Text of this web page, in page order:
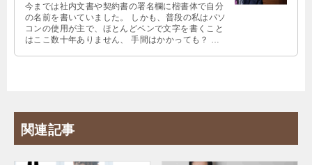
今までは社内文書や契約書の署名欄に楷書体で自分
の名前を書いていました。 しかも、普段の私はパソ
コンの使用が主で、ほとんどペンで文字を書くこと
はここ数十年ありません、 手間はかかっても？ 気
関連記事